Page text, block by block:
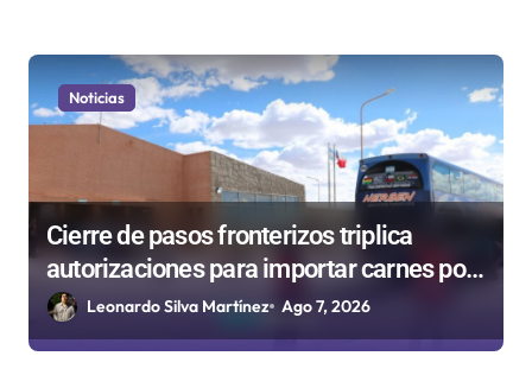
Noticias
Cierre de pasos fronterizos triplica
autorizaciones para importar carnes por
Paso Jama
Leonardo Silva Martínez Ago 7, 2026